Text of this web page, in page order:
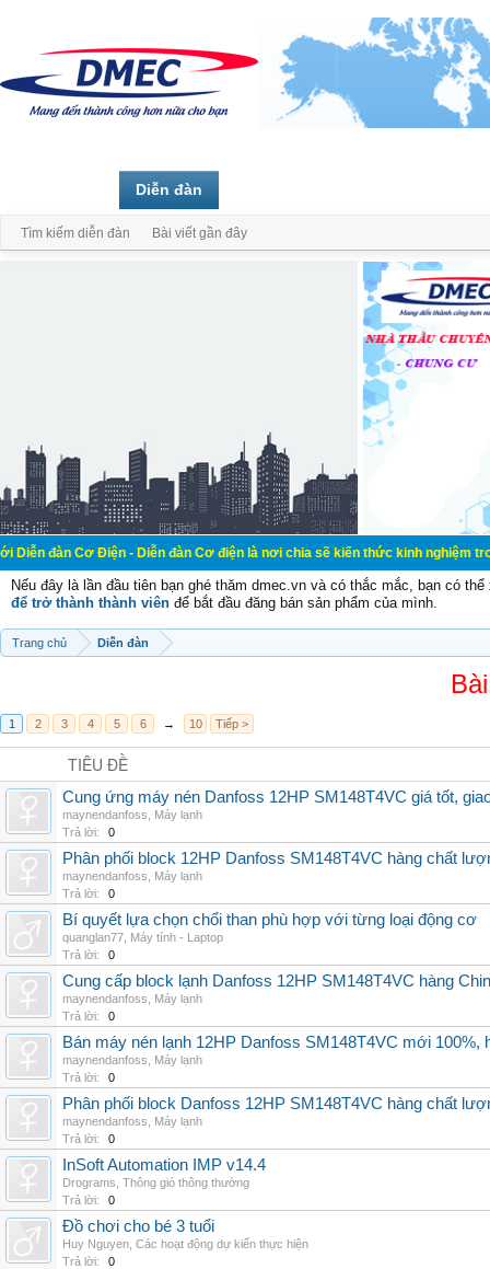
Cơ Điện - Diễn đàn Cơ điện là nơi chia sẽ kiến thức kinh nghiệm trong
Nếu đây là lần đầu tiên bạn ghé thăm dmec.vn và có thắc mắc, bạn có
để trở thành thành viên để bắt đầu đăng bán sản phẩm của mình.
Trang chủ Diễn đàn
1 2 3 4 5 6 → 10 Tiếp >
TIÊU ĐỀ
Cung ứng máy nén Danfoss 12HP SM148T4VC giá tốt,
maynendanfoss
Máy lạnh
Trả lời:
0
Phân phối block 12HP Danfoss SM148T4VC hàng chất
maynendanfoss
Máy lạnh
Trả lời:
0
Bí quyết lựa chọn chổi than phù hợp với từng loại động cơ
quanglan77 Máy tính - Laptop
Trả lời:
0
Cung cấp block lạnh Danfoss 12HP SM148T4VC hàng
maynendanfoss
Máy lạnh
Trả lời:
0
Bán máy nén lạnh 12HP Danfoss SM148T4VC mới
maynendanfoss
Máy lạnh
Trả lời:
0
Phân phối block Danfoss 12HP SM148T4VC hàng chất
maynendanfoss
Máy lạnh
Trả lời:
0
InSoft Automation IMP v14.4
Drograms Thông gió thông thường
Trả lời:
0
Đồ chơi cho bé 3 tuổi
Huy Nguyen Các hoạt động dự kiến thực hiện
Trả lời:
0
Diễn đàn
Tìm kiếm diễn đàn Bài viết gần đây